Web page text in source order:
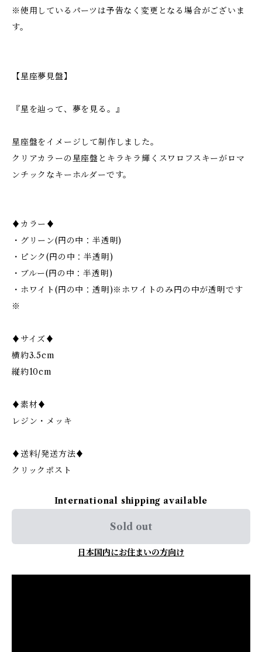
※使用しているパーツは予告なく変更となる場合がございま
す。
【星座夢見盤】
『星を辿って、夢を見る。』
星座盤をイメージして制作しました。
クリアカラーの星座盤とキラキラ輝くスワロフスキーがロマ
ンチックなキーホルダーです。
♦︎カラー♦︎
・グリーン(円の中：半透明)
・ピンク(円の中：半透明)
・ブルー(円の中：半透明)
・ホワイト(円の中：透明)※ホワイトのみ円の中が透明です
※
♦︎サイズ♦︎
横約3.5cm
縦約10cm
♦︎素材♦︎
レジン・メッキ
♦︎送料/発送方法♦︎
クリックポスト
International shipping available
Sold out
日本国内にお住まいの方向け